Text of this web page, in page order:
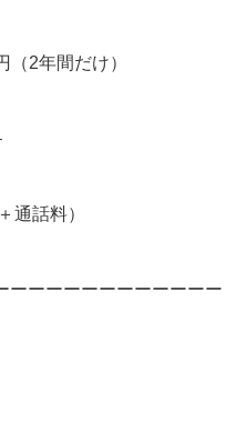
間だけ）
通話料）
ーーーーーーーーーーーー